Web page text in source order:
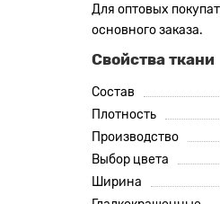
Для оптовых
основного заказа.
Свойства ткани
Состав
Плотность
Производство
Выбор цвета
Ширина